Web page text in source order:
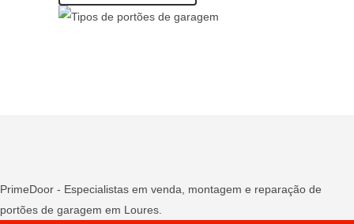
PrimeDoor - Especialistas em venda, montagem e reparação de
portões de garagem em Loures.